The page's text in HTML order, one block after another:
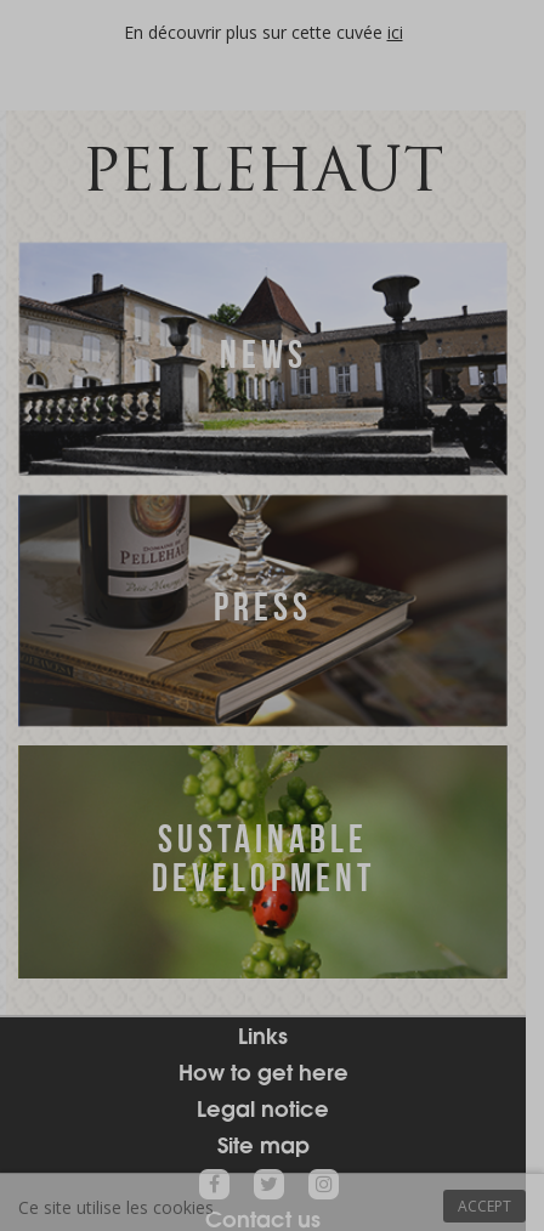
En découvrir plus sur cette cuvée ici
PELLEHAUT
NEWS
PRESS
SUSTAINABLE
DEVELOPMENT
Links
How to get here
Legal notice
Site map
Contact us
ACCEPT
Ce site utilise les cookies